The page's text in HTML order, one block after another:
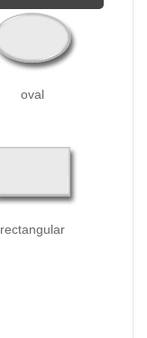
oval
rectangular